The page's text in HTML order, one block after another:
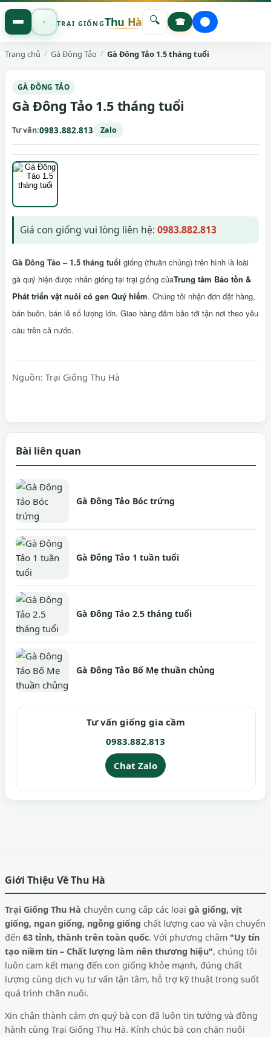
TRẠI GIỐNGThu Hà 🔍 ☎
Trang chủ Gà Đông Tảo Gà Đông Tảo 1.5 tháng tuổi
GÀ ĐÔNG TẢO
Gà Đông Tảo 1.5 tháng tuổi
Tư vấn 0983.882.813 Zalo
Giá con giống vui lòng liên hệ: 0983.882.813
Gà Đông Tảo – 1.5 tháng tuổi giống (thuần chủng) trên hình là loài
gà quý hiện được nhân giống tại trại giống củaTrung tâm Bảo tồn &
Phát triển vật nuôi có gen Quý hiếm. Chúng tôi nhận đơn đặt hàng,
bán buôn, bán lẻ số lượng lớn. Giao hàng đảm bảo tới tận nơi theo yêu
cầu trên cả nước.
Nguồn: Trại Giống Thu Hà
Bài liên quan
Gà Đông Tảo Bóc trứng
Gà Đông Tảo 1 tuần tuổi
Gà Đông Tảo 2.5 tháng tuổi
Gà Đông Tảo Bố Mẹ thuần chủng
Tư vấn giống gia cầm
0983.882.813
Chat Zalo
Giới Thiệu Về Thu Hà
Trại Giống Thu Hà chuyên cung cấp các loại gà giống, vịt
giống, ngan giống, ngỗng giống chất lượng cao và vận chuyển
đến 63 tỉnh, thành trên toàn quốc. Với phương châm "Uy tín
tạo niềm tin – Chất lượng làm nên thương hiệu", chúng tôi
luôn cam kết mang đến con giống khỏe mạnh, đúng chất
lượng cùng dịch vụ tư vấn tận tâm, hỗ trợ kỹ thuật trong suốt
quá trình chăn nuôi.
Xin chân thành cảm ơn quý bà con đã luôn tin tưởng và đồng
hành cùng Trại Giống Thu Hà. Kính chúc bà con chăn nuôi